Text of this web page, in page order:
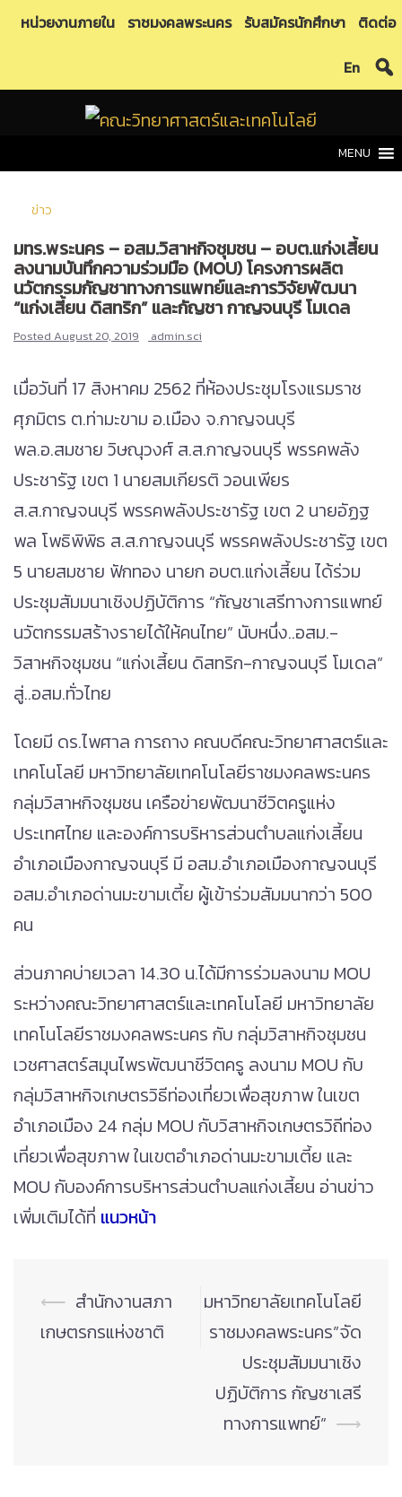
Skipหน่วยงานภายใน ราชมงคลพระนคร รับสมัครนักศึกษา ติดต่อ
En
MENU
ข่าว
มทร.พระนคร – อสม.วิสาหกิจชุมชน – อบต.แก่งเสี้ยน
ลงนามบันทึกความร่วมมือ (MOU) โครงการผลิต
นวัตกรรมกัญชาทางการแพทย์และการวิจัยพัฒนา
“แก่งเสี้ยน ดิสทริก” และกัญชา กาญจนบุรี โมเดล
Posted August 20, 2019 admin.sci
เมื่อวันที่ 17 สิงหาคม 2562 ที่ห้องประชุมโรงแรมราช
ศุภมิตร ต.ท่ามะขาม อ.เมือง จ.กาญจนบุรี
พล.อ.สมชาย วิษณุวงศ์ ส.ส.กาญจนบุรี พรรคพลัง
ประชารัฐ เขต 1 นายสมเกียรติ วอนเพียร
ส.ส.กาญจนบุรี พรรคพลังประชารัฐ เขต 2 นายอัฏฐ
พล โพธิพิพิธ ส.ส.กาญจนบุรี พรรคพลังประชารัฐ เขต
5 นายสมชาย ฟักทอง นายก อบต.แก่งเสี้ยน ได้ร่วม
ประชุมสัมมนาเชิงปฏิบัติการ “กัญชาเสรีทางการแพทย์
นวัตกรรมสร้างรายได้ให้คนไทย” นับหนึ่ง..อสม.-
วิสาหกิจชุมชน “แก่งเสี้ยน ดิสทริก-กาญจนบุรี โมเดล”
สู่..อสม.ทั่วไทย
โดยมี ดร.ไพศาล การถาง คณบดีคณะวิทยาศาสตร์และ
เทคโนโลยี มหาวิทยาลัยเทคโนโลยีราชมงคลพระนคร
กลุ่มวิสาหกิจชุมชน เครือข่ายพัฒนาชีวิตครูแห่ง
ประเทศไทย และองค์การบริหารส่วนตำบลแก่งเสี้ยน
อำเภอเมืองกาญจนบุรี มี อสม.อำเภอเมืองกาญจนบุรี
อสม.อำเภอด่านมะขามเตี้ย ผู้เข้าร่วมสัมมนากว่า 500
คน
ส่วนภาคบ่ายเวลา 14.30 น.ได้มีการร่วมลงนาม MOU
ระหว่างคณะวิทยาศาสตร์และเทคโนโลยี มหาวิทยาลัย
เทคโนโลยีราชมงคลพระนคร กับ กลุ่มวิสาหกิจชุมชน
เวชศาสตร์สมุนไพรพัฒนาชีวิตครู ลงนาม MOU กับ
กลุ่มวิสาหกิจเกษตรวิธีท่องเที่ยวเพื่อสุขภาพ ในเขต
อำเภอเมือง 24 กลุ่ม MOU กับวิสาหกิจเกษตรวิถีท่อง
เที่ยวเพื่อสุขภาพ ในเขตอำเภอด่านมะขามเตี้ย และ
MOU กับองค์การบริหารส่วนตำบลแก่งเสี้ยน อ่านข่าว
เพิ่มเติมได้ที่ แนวหน้า
Post
navigation
⟵ สำนักงานสภา
เกษตรกรแห่งชาติ
มหาวิทยาลัยเทคโนโลยี
ราชมงคลพระนคร”จัด
ประชุมสัมมนาเชิง
ปฏิบัติการ กัญชาเสรี
ทางการแพทย์” ⟶